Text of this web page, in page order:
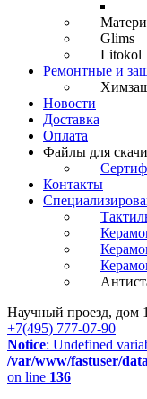
Glims
Litokol
Ремонтные и
Новости
Доставка
Оплата
Файлы для
Контакты
Научный проезд, дом
+7(495) 777-07-90
Notice: Undefined
/var/www/fastuser/
on line 136